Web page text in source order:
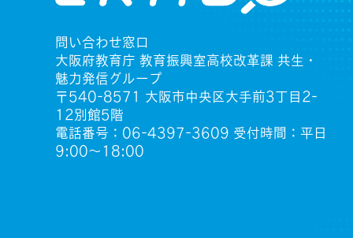
問い合わせ窓口
大阪府教育庁 教育振興室高校改革課 共生・
魅力発信グループ
〒540-8571 大阪市中央区大手前3丁目2-
12別館5階
電話番号：06-4397-3609 受付時間：平日
9:00〜18:00